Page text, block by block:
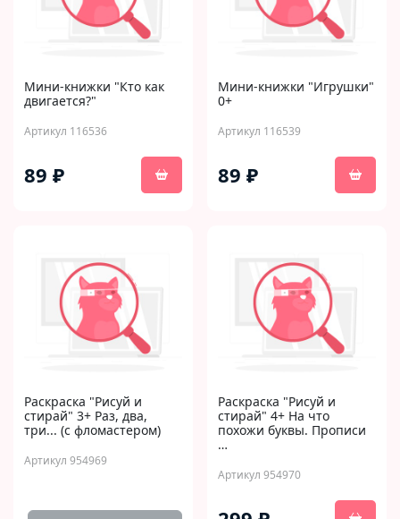
Мини-книжки "Кто как
двигается?"
Артикул 116536
89 ₽
Мини-книжки "Игрушки"
0+
Артикул 116539
89 ₽
Раскраска "Рисуй и
стирай" 3+ Раз, два,
три... (с фломастером)
Артикул 954969
Раскраска "Рисуй и
стирай" 4+ На что
похожи буквы. Прописи
…
Артикул 954970